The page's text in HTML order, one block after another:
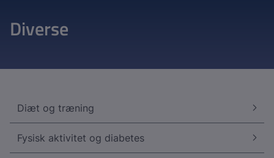
Diverse
Diæt og træning
Fysisk aktivitet og diabetes